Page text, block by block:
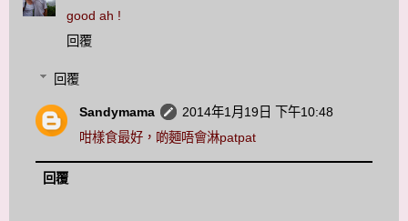
good ah !
回覆
回覆
Sandymama
2014年1月19日 下午10:48
咁樣食最好，啲麵唔會淋patpat
回覆